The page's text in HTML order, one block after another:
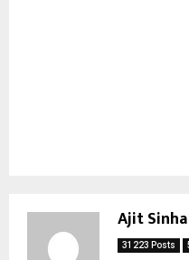
Ajit Sinha
31223 Posts